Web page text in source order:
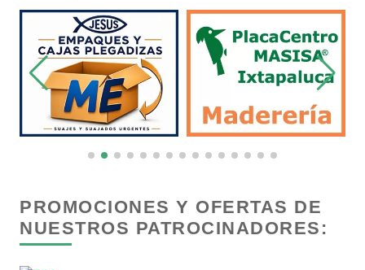
Carnicerías
Carpinterías
Centros Comerciales
Centros de Nutrición
PROMOCIONES Y OFERTAS DE
NUESTROS PATROCINADORES: